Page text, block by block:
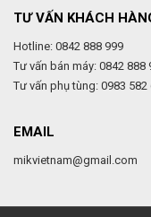
TƯ VẤN KHÁCH
Hotline: 0842 888 999
Tư vấn bán máy: 0842 888
Tư vấn phụ tùng: 0983 582
EMAIL
mikvietnam@gmail.com